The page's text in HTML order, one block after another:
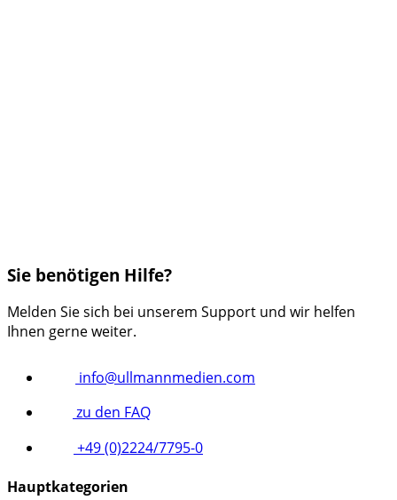
Sie benötigen Hilfe?
Melden Sie sich bei unserem Support und wir helfen
Ihnen gerne weiter.
info@ullmannmedien.com
zu den FAQ
+49 (0)2224/7795-0
Hauptkategorien